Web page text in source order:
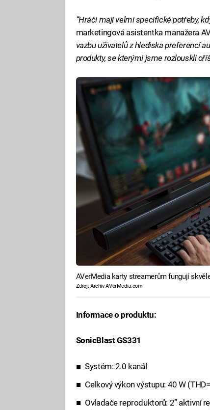
“Hráči mají velmi specifické potřeby,
marketingová asistentka manažera
vazbu uživatelů z hlediska preferencí
produkty, se kterými jsme rozlouskli
AVerMedia karty streamerům fungují
Zdroj: Archiv AVerMedia.com
Informace o produktu:
SonicBlast GS331
Systém: 2.0 kanál
Celkový výkon výstupu: 40 W
Ovladače reproduktorů: 2” aktivní